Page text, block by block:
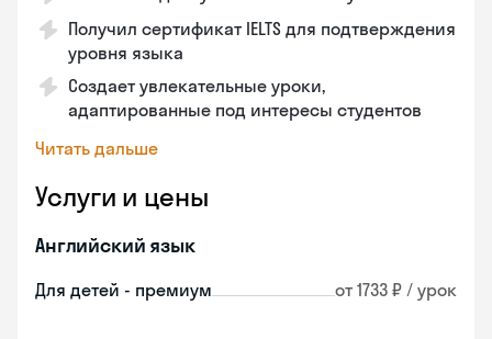
Получил сертификат IELTS для подтверждения
уровня языка
Создает увлекательные уроки,
адаптированные под интересы студентов
Читать дальше
Услуги и цены
Английский язык
Для детей - премиум от 1733 ₽ / урок